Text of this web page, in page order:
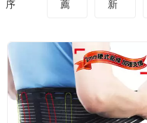
美容／個人清潔
食品／健康食補
優惠券領取
優惠券查詢
序
薦
新